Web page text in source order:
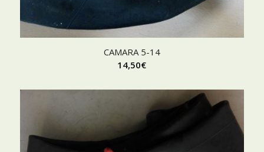
CAMARA 5-14
14,50€